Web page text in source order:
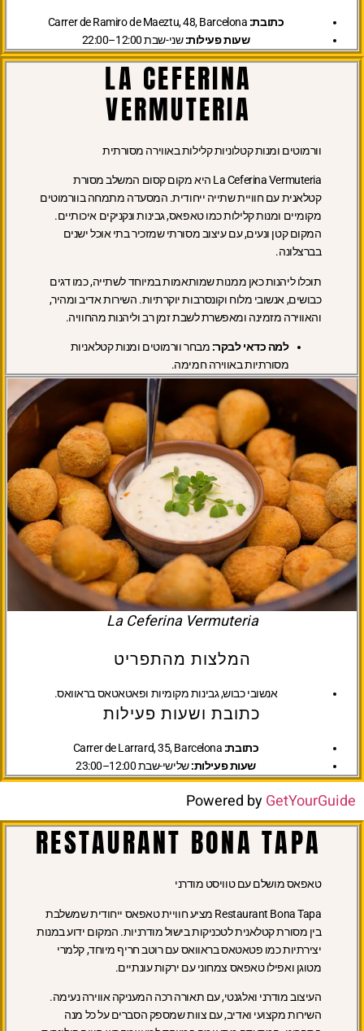
כתובת:
שעות פעילות:שני-שבת 12:00–22:00
LA CEFERINA
VERMUTERIA
וורמוטים ומנות קטלוניות קלילות באווירה מסורתית
La Ceferina Vermuteria היא מקום קסום המשלב מסורת
קטלאנית עם חוויית שתייה ייחודית. המסעדה מתמחה בוורמוטים
מקומיים ומנות קלילות כמו טאפאס, גבינות ונקניקים איכותיים.
המקום קטן ונעים, עם עיצוב מסורתי שמזכיר בתי אוכל ישנים
בברצלונה.
תוכלו ליהנות כאן ממנות שמותאמות במיוחד לשתייה, כמו דגים
כבושים, אנשובי מלוח וקונסרבות יוקרתיות. השירות אדיב ומהיר,
והאווירה מזמינה ומאפשרת לשבת זמן רב וליהנות מהחוויה.
למה כדאי לבקר: מבחר וורמוטים ומנות קטלאניות
מסורתיות באווירה חמימה.
La Ceferina Vermuteria
המלצות מהתפריט
אנשובי כבוש, גבינות מקומיות ופאטאטאס בראוואס.
כתובת ושעות פעילות
כתובת:
שעות פעילות:שלישי-שבת 12:00–23:00
Powered byGetYourGuide
RESTAURANT BONA TAPA
טאפאס מושלם עם טוויסט מודרני
Restaurant Bona Tapa מציע חוויית טאפאס ייחודית שמשלבת
בין מסורת קטלאנית לטכניקות בישול מודרניות. המקום ידוע במנות
יצירתיות כמו פטאטאס בראוואס עם רוטב חריף מיוחד, קלמרי
מטוגן ואפילו טאפאס צמחוני עם ירקות עונתיים.
העיצוב מודרני ואלגנטי, עם תאורה רכה המעניקה אווירה נעימה.
השירות מקצועי ואדיב, עם צוות שמספק הסברים על כל מנה